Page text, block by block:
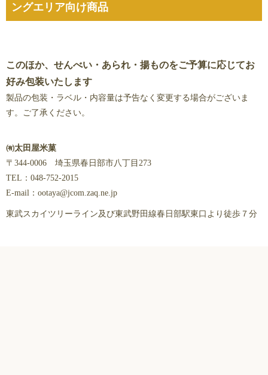
ングエリア向け商品
このほか、せんべい・あられ・揚ものをご予算に応じてお
好み包装いたします
製品の包装・ラベル・内容量は予告なく変更する場合がございま
す。ご了承ください。
㈲太田屋米菓
〒344-0006 埼玉県春日部市八丁目273
TEL：048-752-2015
E-mail：ootaya@jcom.zaq.ne.jp
東武スカイツリーライン及び東武野田線春日部駅東口より徒歩７分